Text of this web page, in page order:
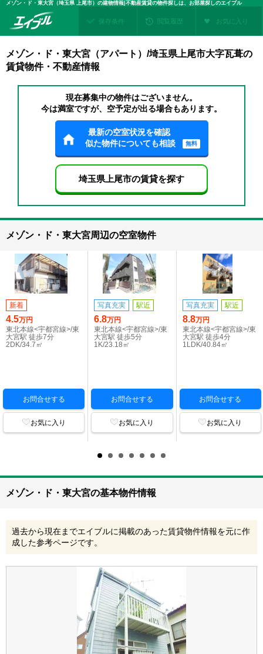
メゾン・ド・東大宮（埼玉県 上尾市）の建物情報|不動産賃貸の物件探しは、お部屋探しのエイブル
保存条件 閲覧履歴 お気に入り
メゾン・ド・東大宮（アパート）/埼玉県上尾市大字瓦葺の
賃貸物件・不動産情報
現在募集中の物件はございません。
今は満室ですが、空予定が出る場合もあります。
最新の空室状況を確認
似た物件についても相談
無料
埼玉県上尾市の賃貸を探す
メゾン・ド・東大宮周辺の空室物件
新着
4.5万円
東北本線<宇都宮線>/東
大宮駅 徒歩7分
2DK/34.7㎡
お問合せする
お気に入り
写真充実 駅近
6.8万円
東北本線<宇都宮線>/東
大宮駅 徒歩5分
1K/23.18㎡
お問合せする
お気に入り
写真充実 駅近
8.8万円
東北本線<宇都宮線>/東
大宮駅 徒歩4分
1LDK/40.84㎡
お問合せする
お気に入り
メゾン・ド・東大宮の基本物件情報
過去から現在までエイブルに掲載のあった賃貸物件情報を元に作
成した参考ページです。